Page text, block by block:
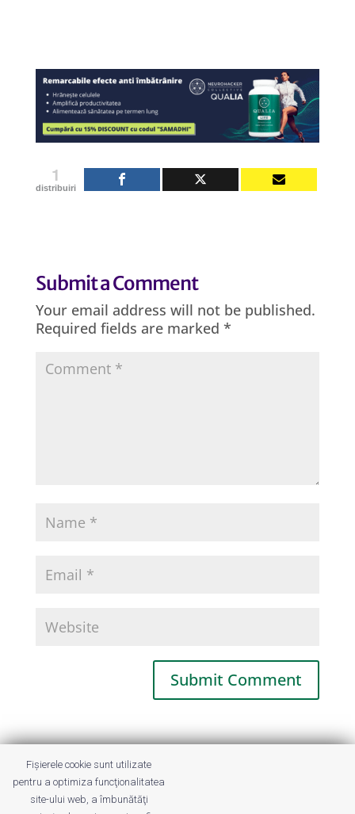
1
distribuiri
Submit a Comment
Your email address will not be published.
Required fields are marked *
This site uses Akismet to reduce spam.
Learn how your comment data is
processed.
Fișierele cookie sunt utilizate
pentru a optimiza funcţionalitatea
site-ului web, a îmbunătăţi